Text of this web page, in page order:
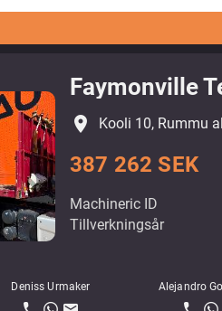
Faymonville
Machineric ID
Tillverkningsår
Deniss Urmaker Alejandro
387 262 SEK
place